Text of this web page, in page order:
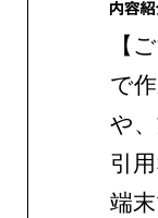
【
で
や
引
端